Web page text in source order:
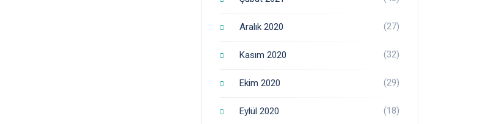
Aralık 2020 (27)
Kasım 2020 (32)
Ekim 2020 (29)
Eylül 2020 (18)